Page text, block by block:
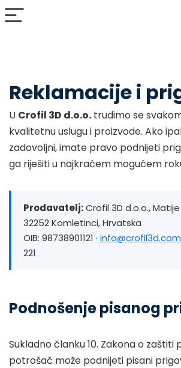
Reklamacije i
U Crofil 3D d.o.o. trudimo se
kvalitetnu uslugu i proizvode. Ako
zadovoljni, imate pravo podnijeti
ga riješiti u najkraćem mogućem
Prodavatelj:Crofil 3D d.o.o.,
32252 Komletinci, Hrvatska
OIB: 98738901121 · info@crofil3d.com
221
Podnošenje pisanog
Sukladno članku 10. Zakona o zaštiti
potrošač može podnijeti pisani